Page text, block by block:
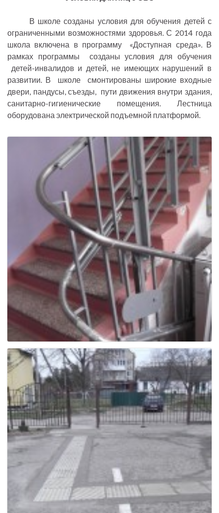
В школе созданы условия для обучения детей с
ограниченными возможностями здоровья. С 2014 года
школа включена в программу «Доступная среда». В
рамках программы созданы условия для обучения
детей-инвалидов и детей, не имеющих нарушений в
развитии. В школе смонтированы широкие входные
двери, пандусы, съезды, пути движения внутри здания,
санитарно-гигиенические помещения. Лестница
оборудована электрической подъемной платформой.